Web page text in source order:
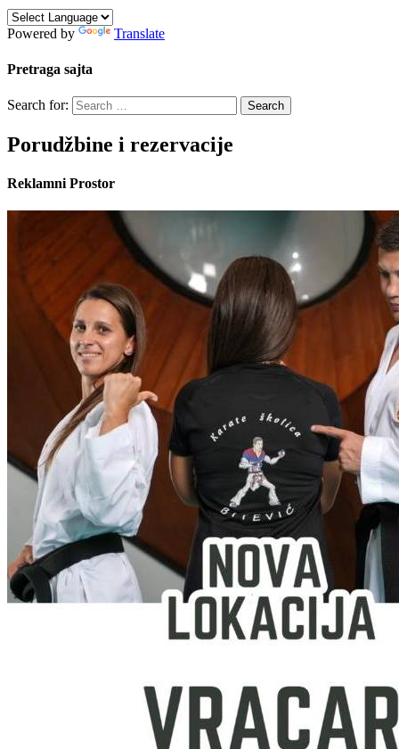
Powered by Translate
Pretraga sajta
Search for:
Porudžbine i rezervacije
Reklamni Prostor